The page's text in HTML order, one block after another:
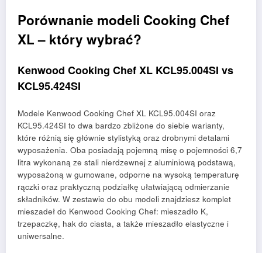
Porównanie modeli Cooking Chef
XL – który wybrać?
Kenwood Cooking Chef XL KCL95.004SI vs
KCL95.424SI
Modele Kenwood Cooking Chef XL KCL95.004SI oraz
KCL95.424SI to dwa bardzo zbliżone do siebie warianty,
które różnią się głównie stylistyką oraz drobnymi detalami
wyposażenia. Oba posiadają pojemną misę o pojemności 6,7
litra wykonaną ze stali nierdzewnej z aluminiową podstawą,
wyposażoną w gumowane, odporne na wysoką temperaturę
rączki oraz praktyczną podziałkę ułatwiającą odmierzanie
składników. W zestawie do obu modeli znajdziesz komplet
mieszadeł do Kenwood Cooking Chef: mieszadło K,
trzepaczkę, hak do ciasta, a także mieszadło elastyczne i
uniwersalne.